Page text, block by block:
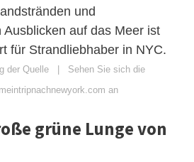
und
auf das Meer ist
für Strandliebhaber in NYC.
der Quelle | Sehen Sie sich die
an
grüne Lunge von